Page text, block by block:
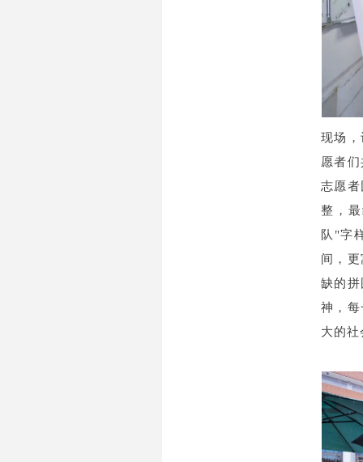
现场
愿者
志愿
整，
队"字
间，
缺的
神，
大的社